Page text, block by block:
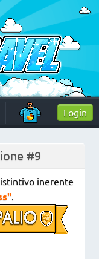
Login
#9
inerente
.